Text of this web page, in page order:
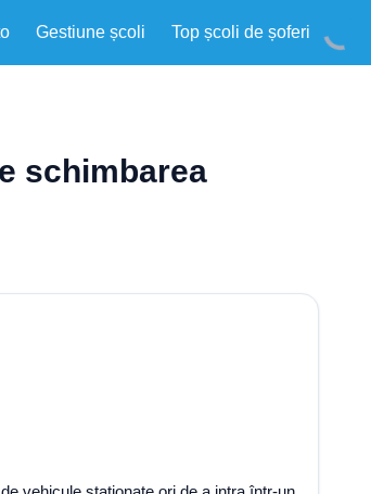
Gestiune școli Top școli de șoferi
schimbarea